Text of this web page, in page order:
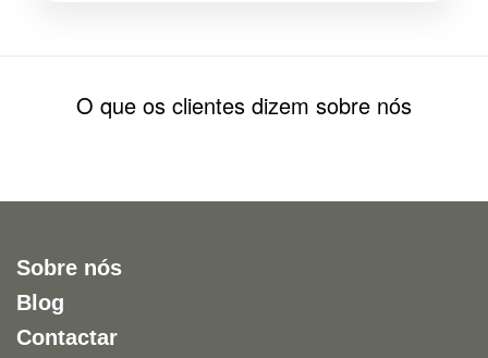
O que os clientes dizem sobre nós
Sobre nós
Blog
Contactar